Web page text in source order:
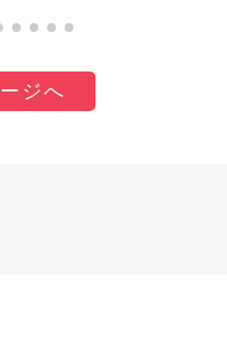
ジへ